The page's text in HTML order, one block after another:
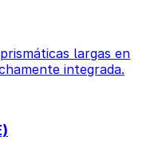
largas en
integrada.